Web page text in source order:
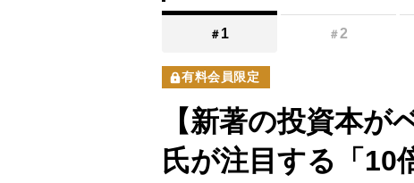
＃ 1 ＃2
有料会員限定
【新著の投資本
氏が注目する「10